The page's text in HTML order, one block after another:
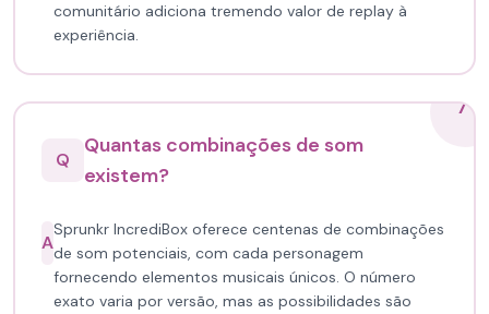
comunitário adiciona tremendo valor de replay à
experiência.
7
Q
Quantas combinações de som
existem?
A
Sprunkr IncrediBox oferece centenas de combinações
de som potenciais, com cada personagem
fornecendo elementos musicais únicos. O número
exato varia por versão, mas as possibilidades são